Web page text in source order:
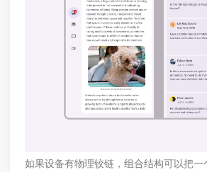
如果设备有物理铰链，组合结构可以把一